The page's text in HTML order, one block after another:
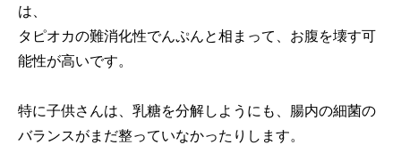
は、
タピオカの難消化性でんぷんと相まって、お腹を壊す可
能性が高いです。
特に子供さんは、乳糖を分解しようにも、腸内の細菌の
バランスがまだ整っていなかったりします。